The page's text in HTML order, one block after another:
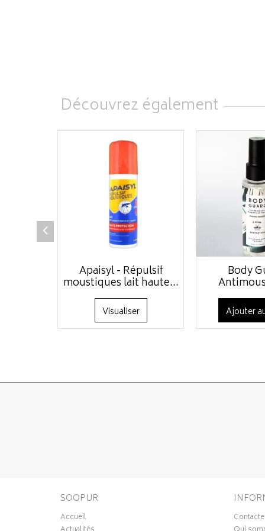
Découvrez également
Apaisyl - Répulsif
moustiques lait haute...
Visualiser
Body
Ajouter
SOOPUR
Accueil